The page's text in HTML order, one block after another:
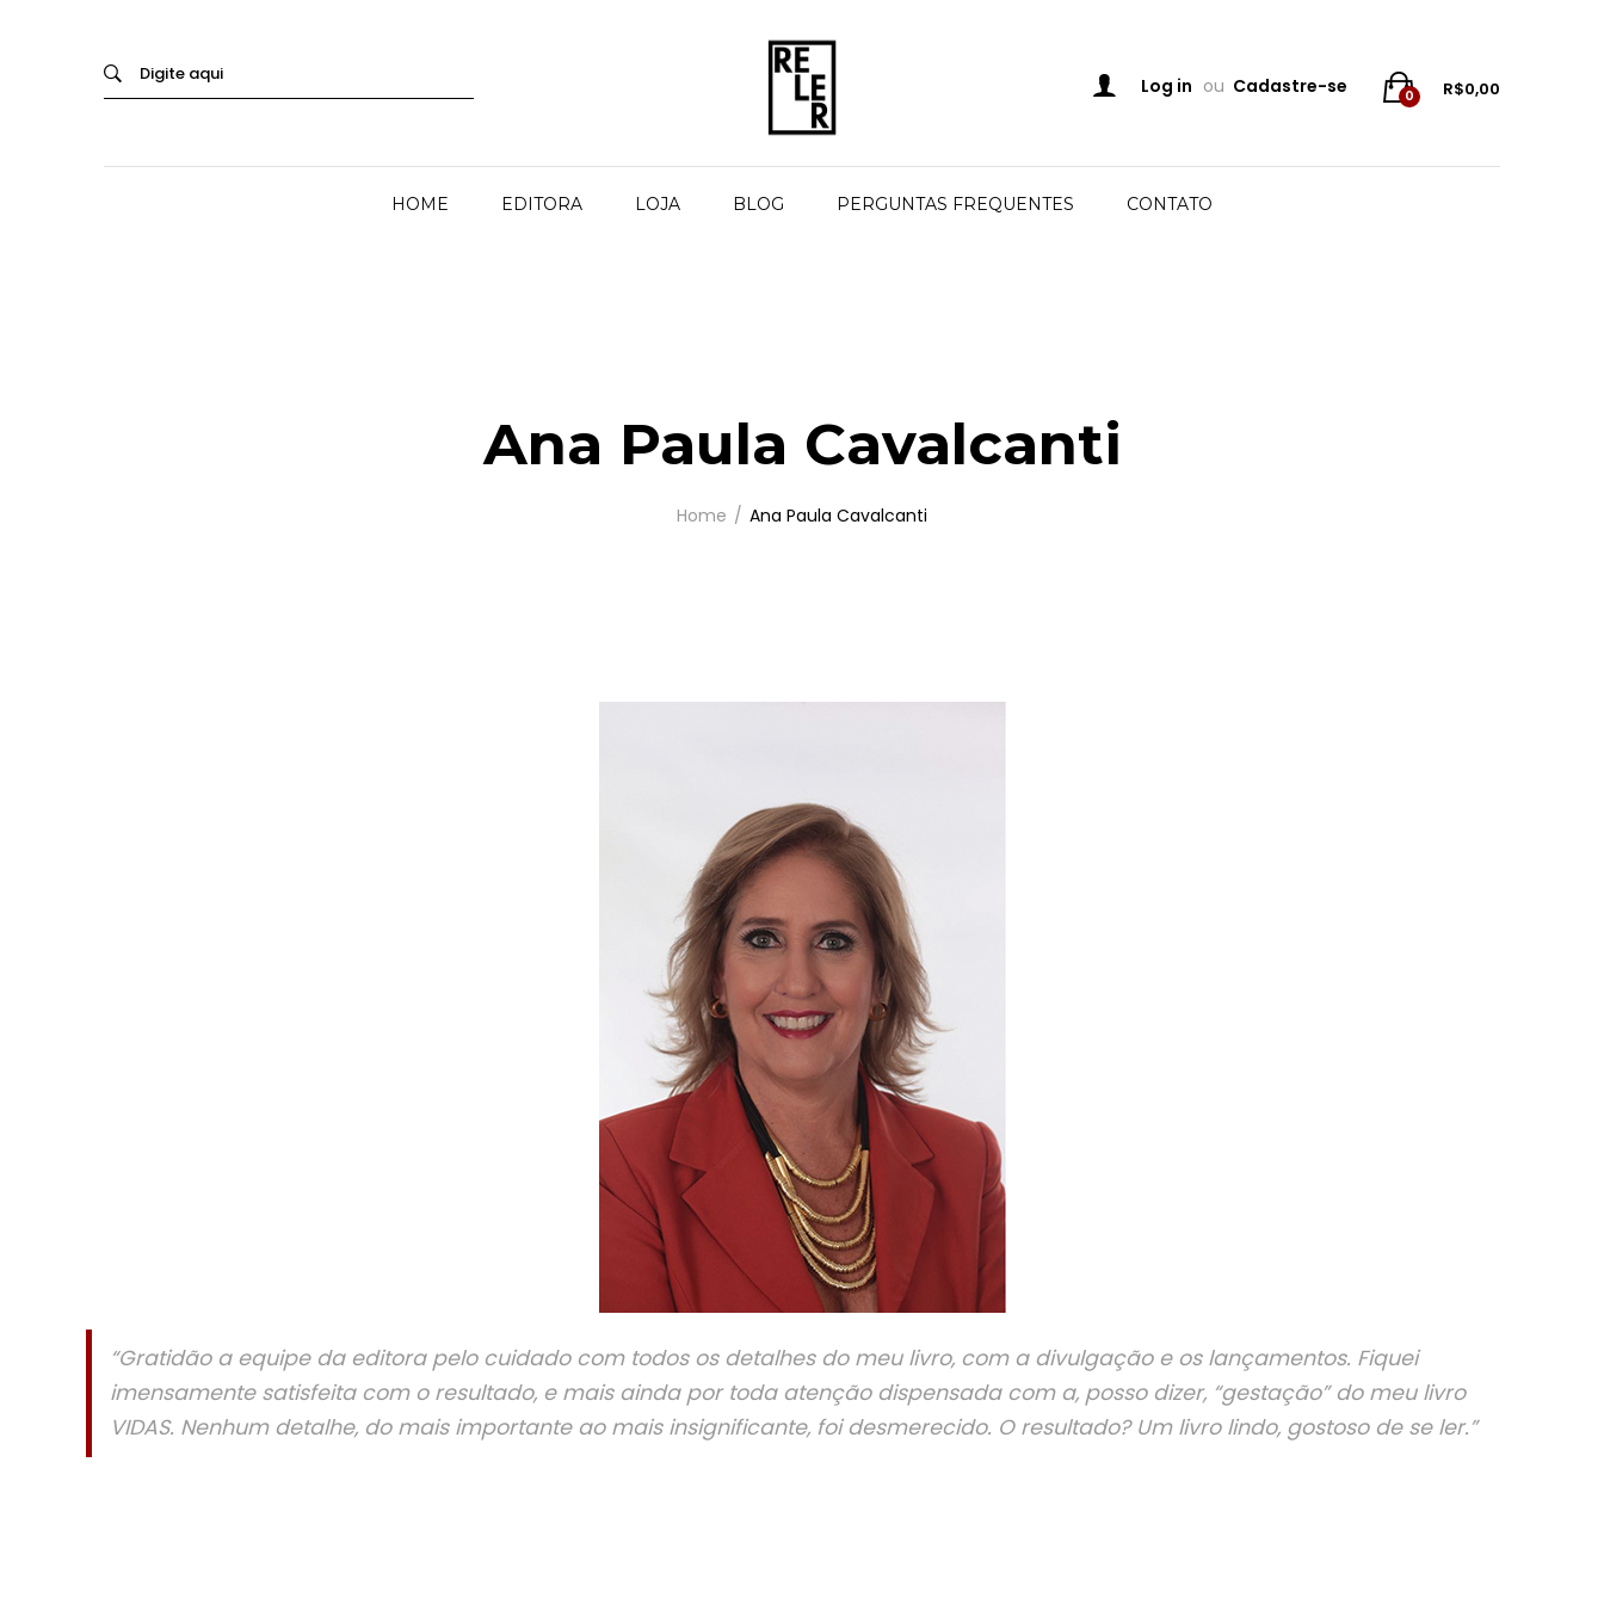
0 R$0,00
Log in ou Cadastre-se
HOME EDITORA LOJA BLOG PERGUNTAS FREQUENTES CONTATO
Ana Paula Cavalcanti
Home Ana Paula Cavalcanti
“Gratidão a equipe da editora pelo cuidado com todos os detalhes do meu livro, com a divulgação e os lançamentos. Fiquei
imensamente satisfeita com o resultado, e mais ainda por toda atenção dispensada com a, posso dizer, “gestação” do meu livro
VIDAS. Nenhum detalhe, do mais importante ao mais insignificante, foi desmerecido. O resultado? Um livro lindo, gostoso de se ler.”